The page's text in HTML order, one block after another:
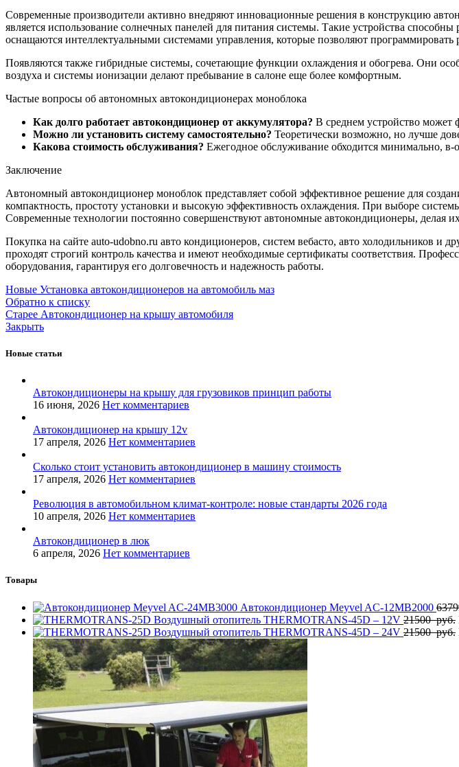
Современные производители активно внедряют инновационные решения в конструкцию
является использование солнечных панелей для питания системы. Такие устройства
оснащаются интеллектуальными системами управления, которые позволяют
Появляются также гибридные системы, сочетающие функции охлаждения и обогрева. Они
воздуха и системы ионизации делают пребывание в салоне еще более комфортным.
Частые вопросы об автономных автокондиционерах моноблока
Как долго работает автокондиционер от аккумулятора? В среднем устройство может
Можно ли установить систему самостоятельно? Теоретически возможно, но лучше
Какова стоимость обслуживания? Ежегодное обслуживание обходится минимально,
Заключение
Автономный автокондиционер моноблок представляет собой эффективное решение для
компактность, простоту установки и высокую эффективность охлаждения. При выборе
Современные технологии постоянно совершенствуют автономные автокондиционеры, делая
Покупка на сайте auto-udobno.ru авто кондиционеров, систем вебасто, авто холодильников и
проходят строгий контроль качества и имеют необходимые сертификаты соответствия.
оборудования, гарантируя его долговечность и надежность работы.
Новые Установка автокондиционеров на автомобиль маз
Обратно к списку
Старее Автокондиционер на крышу автомобиля
Закрыть
Новые статьи
Автокондиционеры на крышу для грузовиков принцип работы
16 июня, 2026 Нет комментариев
Автокондиционер на крышу 12v
17 апреля, 2026 Нет комментариев
Сколько стоит установить автокондиционер в машину стоимость
17 апреля, 2026 Нет комментариев
Революция в автомобильном климат-контроле: новые стандарты 2026 года
10 апреля, 2026 Нет комментариев
Автокондиционер в люк
6 апреля, 2026 Нет комментариев
Товары
Автокондиционер Meyvel AC-12MB2000
Воздушный отопитель THERMOTRANS-45D – 12V 21500руб.
Воздушный отопитель THERMOTRANS-45D – 24V 21500руб.